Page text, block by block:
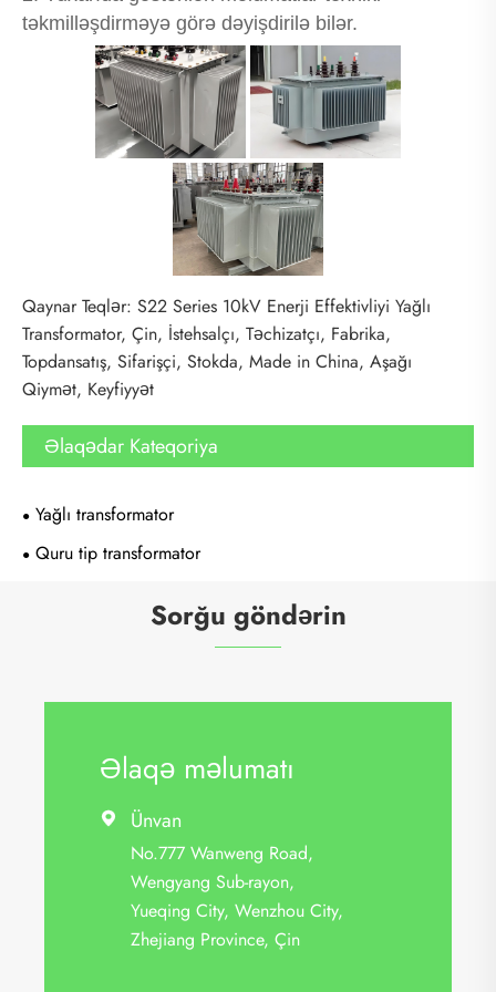
təkmilləşdirməyə görə dəyişdirilə bilər.
Qaynar Teqlər: S22 Series 10kV Enerji Effektivliyi Yağlı
Transformator, Çin, İstehsalçı, Təchizatçı, Fabrika,
Topdansatış, Sifarişçi, Stokda, Made in China, Aşağı
Qiymət, Keyfiyyət
Əlaqədar Kateqoriya
Yağlı transformator
Quru tip transformator
Sorğu göndərin
Əlaqə məlumatı
 Ünvan
No.777 Wanweng Road,
Wengyang Sub-rayon,
Yueqing City, Wenzhou City,
Zhejiang Province, Çin